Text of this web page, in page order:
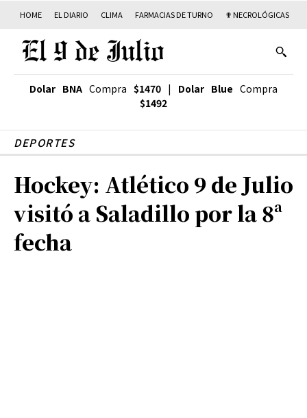
HOME EL DIARIO CLIMA FARMACIAS DE TURNO ✟ NECROLÓGICAS
Dolar BNA Compra $1470 | Dolar Blue Compra
$1492
DEPORTES
Hockey: Atlético 9 de Julio
visitó a Saladillo por la 8ª
fecha